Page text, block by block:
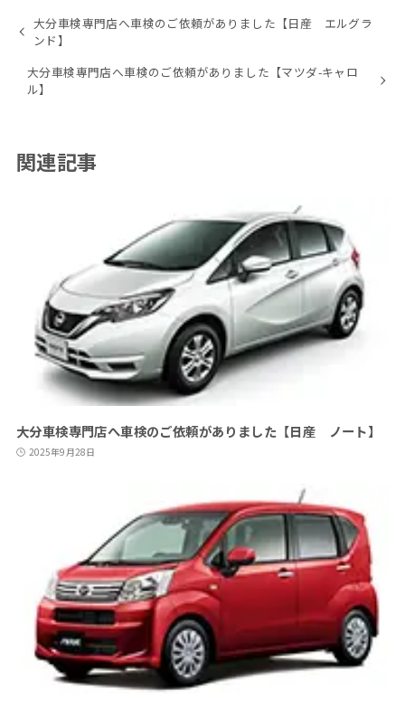
大分車検専門店へ車検のご依頼がありました【日産 エルグラ
ンド】
大分車検専門店へ車検のご依頼がありました【マツダ-キャロ
ル】
関連記事
大分車検専門店へ車検のご依頼がありました【日産 ノート】
2025年9月28日